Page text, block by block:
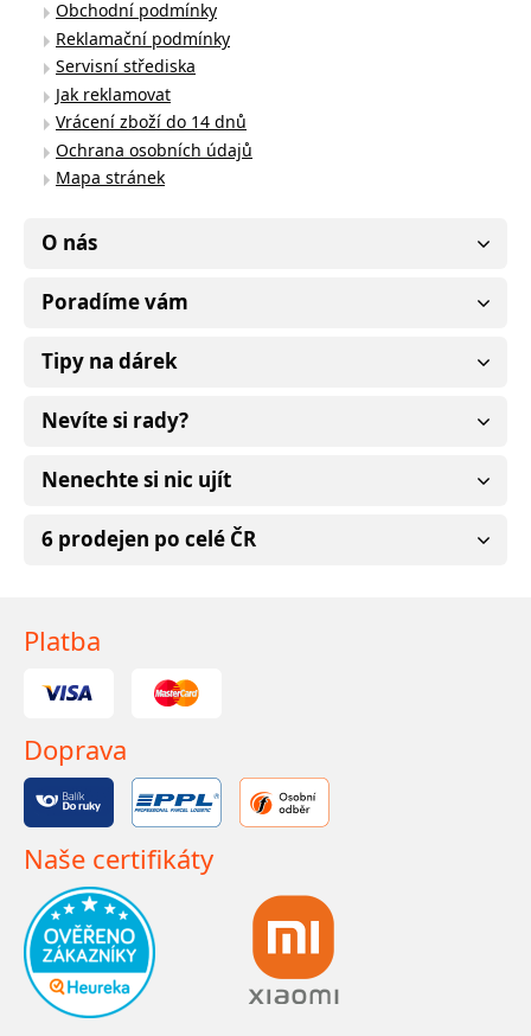
Obchodní podmínky
Reklamační podmínky
Servisní střediska
Jak reklamovat
Vrácení zboží do 14 dnů
Ochrana osobních údajů
Mapa stránek
O nás
Poradíme vám
Tipy na dárek
Nevíte si rady?
Nenechte si nic ujít
6 prodejen po celé ČR
Platba
Doprava
Naše certifikáty